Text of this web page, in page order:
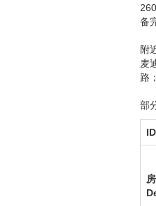
备
附
麦
路
部